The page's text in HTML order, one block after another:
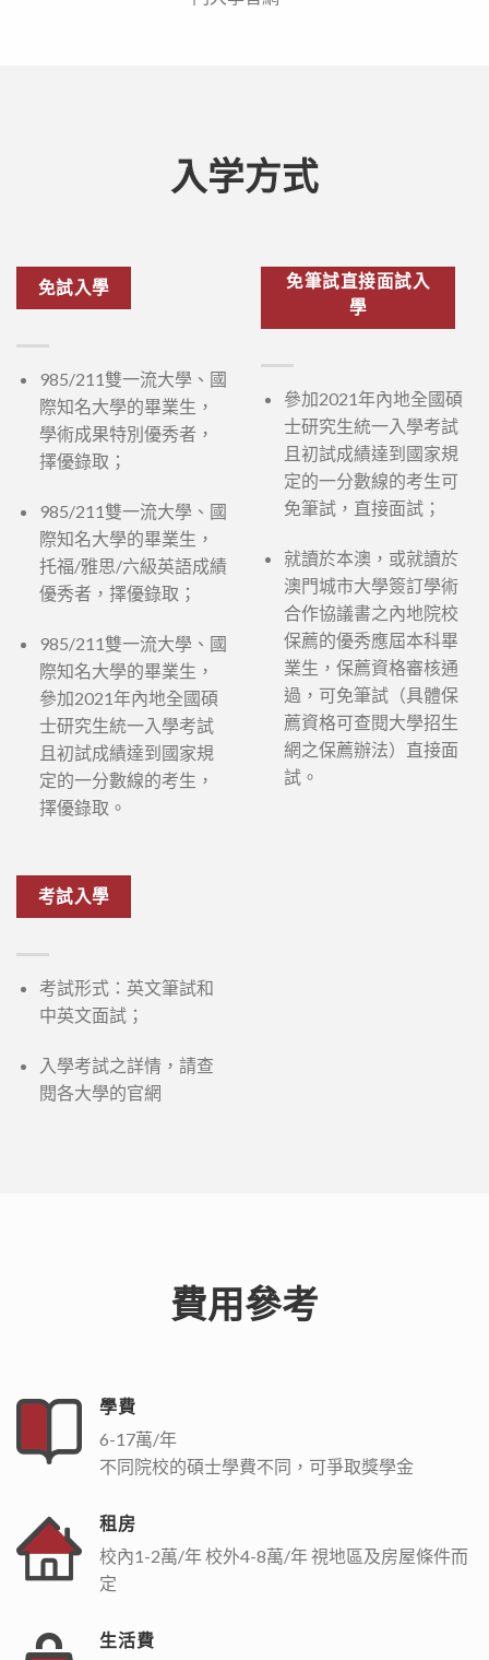
入学方式
免試入學
985/211雙一流大學、國
際知名大學的畢業生，
學術成果特別優秀者，
擇優錄取；
985/211雙一流大學、國
際知名大學的畢業生，
托福/雅思/六級英語成績
優秀者，擇優錄取；
985/211雙一流大學、國
際知名大學的畢業生，
參加2021年內地全國碩
士研究生統一入學考試
且初試成績達到國家規
定的一分數線的考生，
擇優錄取。
免筆試直接面試入
學
參加2021年內地全國碩
士研究生統一入學考試
且初試成績達到國家規
定的一分數線的考生可
免筆試，直接面試；
就讀於本澳，或就讀於
澳門城市大學簽訂學術
合作協議書之內地院校
保薦的優秀應屆本科畢
業生，保薦資格審核通
過，可免筆試（具體保
薦資格可查閱大學招生
網之保薦辦法）直接面
試。
考試入學
考試形式：英文筆試和
中英文面試；
入學考試之詳情，請查
閱各大學的官網
費用參考
學費
6-17萬/年
不同院校的碩士學費不同，可爭取獎學金
租房
校內1-2萬/年 校外4-8萬/年 視地區及房屋條件而
定
生活費